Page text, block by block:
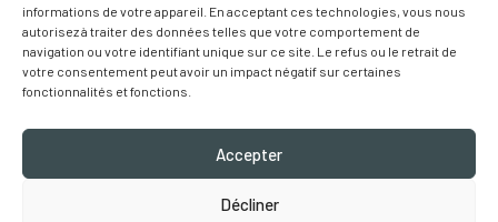
informations de votre appareil. En acceptant ces technologies, vous nous
autorisez à traiter des données telles que votre comportement de
navigation ou votre identifiant unique sur ce site. Le refus ou le retrait de
votre consentement peut avoir un impact négatif sur certaines
fonctionnalités et fonctions.
Accepter
Décliner
Cookie policy
Préférences Cookies